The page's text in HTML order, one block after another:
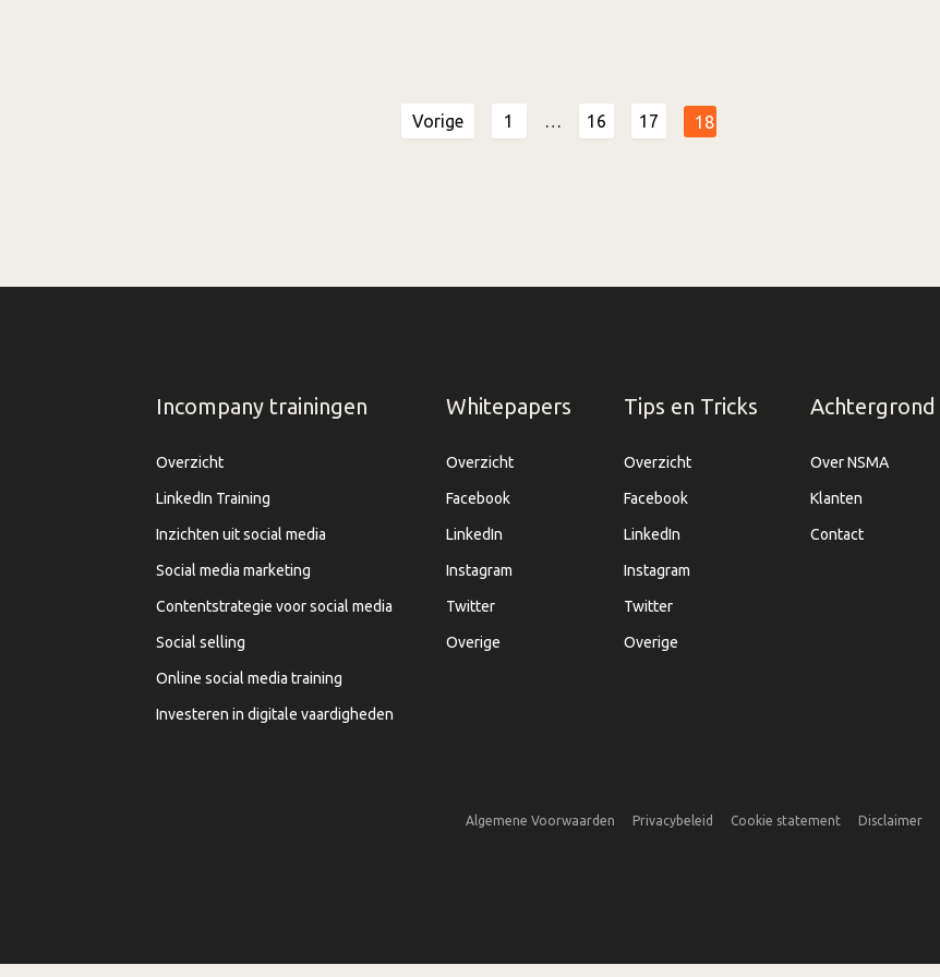
Vorige 1 … 16 17 18
Incompany trainingen
Overzicht
LinkedIn Training
Inzichten uit social media
Social media marketing
Contentstrategie voor social media
Social selling
Online social media training
Investeren in digitale vaardigheden
Whitepapers
Overzicht
Facebook
LinkedIn
Instagram
Twitter
Overige
Tips en Tricks
Overzicht
Facebook
LinkedIn
Instagram
Twitter
Overige
Achtergrond
Over NSMA
Klanten
Contact
Algemene Voorwaarden Privacybeleid Cookie statement Disclaimer